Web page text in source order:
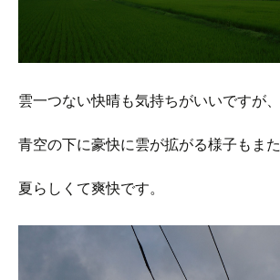
雲一つない快晴も気持ちがいいですが、
青空の下に豪快に雲が拡がる様子もまた
夏らしくて爽快です。